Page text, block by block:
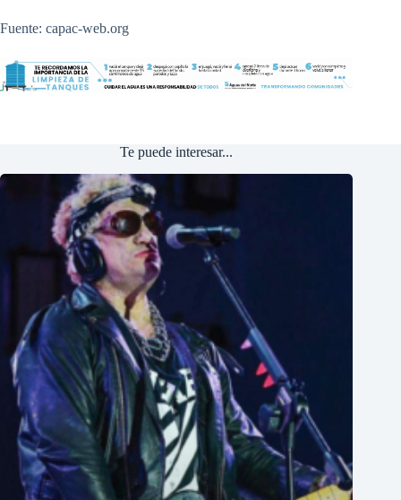
Fuente: capac-web.org
Te puede interesar...